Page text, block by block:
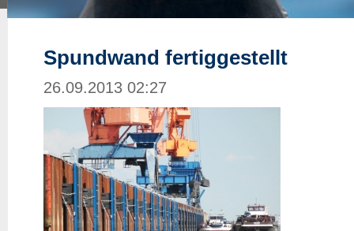
Spundwand fertiggestellt
26.09.2013 02:27